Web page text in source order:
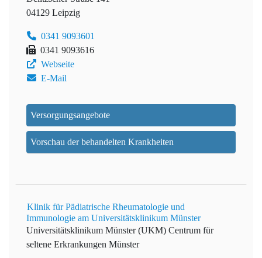
04129 Leipzig
0341 9093601
0341 9093616
Webseite
E-Mail
Versorgungsangebote
Vorschau der behandelten Krankheiten
Klinik für Pädiatrische Rheumatologie und
Immunologie am Universitätsklinikum Münster
Universitätsklinikum Münster (UKM) Centrum für
seltene Erkrankungen Münster